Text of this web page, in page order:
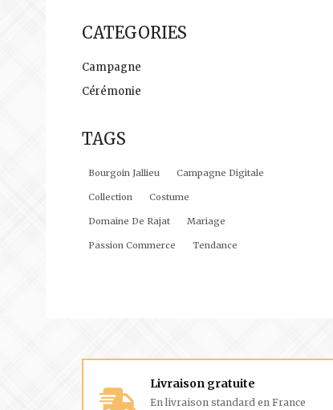
CATEGORIES
Campagne
Cérémonie
TAGS
Bourgoin Jallieu Campagne Digitale
Collection Costume
Domaine De Rajat Mariage
Passion Commerce Tendance
Livraison gratuite
En livraison standard en France